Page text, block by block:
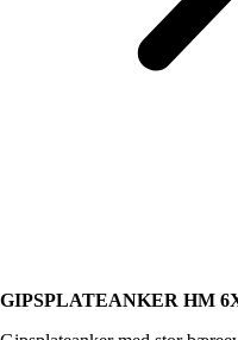
GIPSPLATEANKER HM